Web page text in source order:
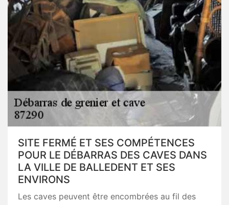
SITE FERMÉ ET SES COMPÉTENCES
POUR LE DÉBARRAS DES CAVES DANS
LA VILLE DE BALLEDENT ET SES
ENVIRONS
Les caves peuvent être encombrées au fil des